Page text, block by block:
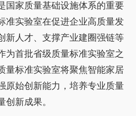
国家质量基础设施体系的重要
准实验室在促进企业高质量发
新人才、支撑产业建圈强链等
为首批省级质量标准实验室之
量标准实验室将聚焦智能家居
原始创新能力，培养专业质量
创新成果。